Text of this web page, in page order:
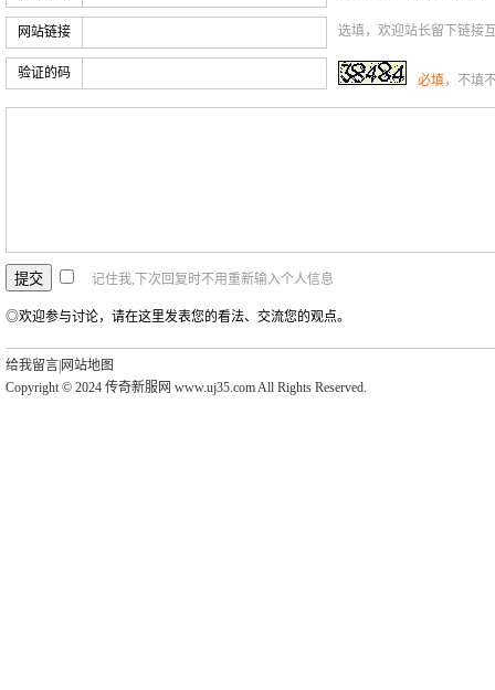
网站链接 选填，欢迎站长留下链接
验证的码 必填，不填
记住我,下次回复时不用重新输入个人信息
◎欢迎参与讨论，请在这里发表您的看法、交流您的观点。
给我留言 网站地图
Copyright © 2024 传奇新服网 www.uj35.com All Rights Reserved.